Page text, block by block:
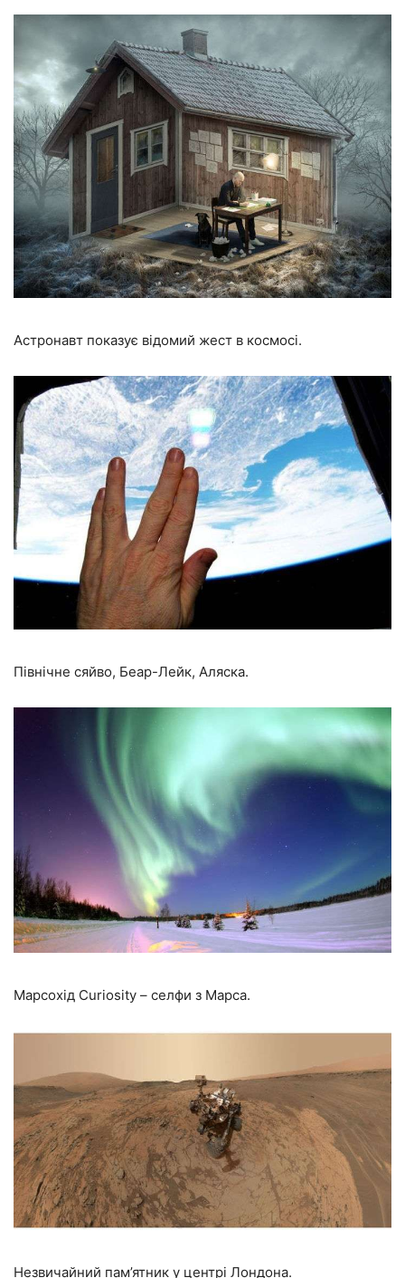
Астронавт показує відомий жест в космосі.
Північне сяйво, Беар-Лейк, Аляска.
Марсохід Curiosity – селфи з Марса.
Незвичайний пам’ятник у центрі Лондона.